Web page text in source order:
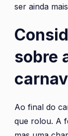
ser ainda
sobre
Ao final do
que rolou. A